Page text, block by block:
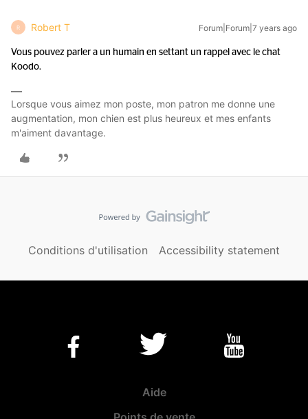
R Robert T Forum|Forum|7 years ago
Vous pouvez parler a un humain en settant un rappel avec le chat
Koodo.
Lorsque vous aimez mon poste, mon patron me donne une
augmentation, mon chien est plus heureux et mes enfants
m'aiment davantage.
Conditions d'utilisation Accessibility statement
Aide